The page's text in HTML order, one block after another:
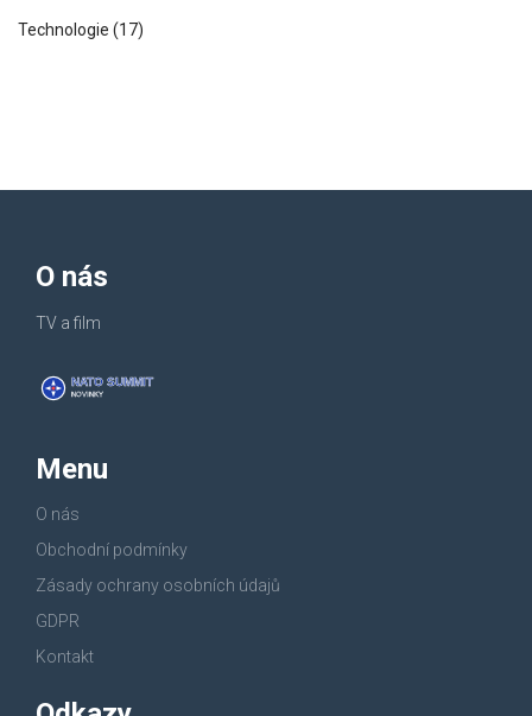
Technologie (17)
O nás
TV a film
Menu
O nás
Obchodní podmínky
Zásady ochrany osobních údajů
GDPR
Kontakt